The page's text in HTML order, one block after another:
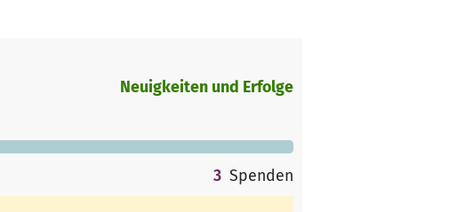
Neuigkeiten und Erfolge
3 Spenden